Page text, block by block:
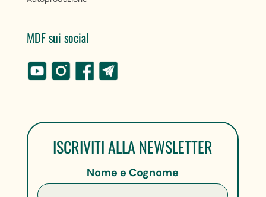
MDF sui social
ISCRIVITI ALLA NEWSLETTER
Nome e Cognome